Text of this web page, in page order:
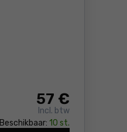
57 €
Incl. btw
Beschikbaar: 10 st.